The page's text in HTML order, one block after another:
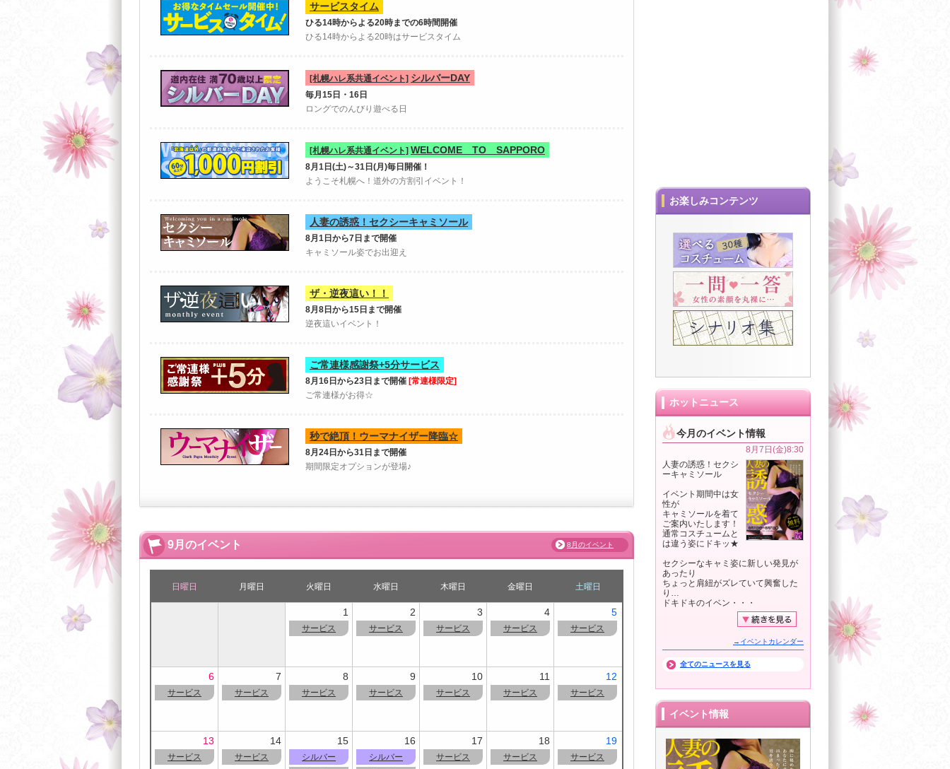
サービスタイム
ひる14時からよる20時までの6時間開催
ひる14時からよる20時はサービスタイム
[札幌ハレ系共通イベント] シルバーDAY
毎月15日・16日
ロングでのんびり遊べる日
[札幌ハレ系共通イベント] WELCOME TO SAPPORO
8月1日(土)～31日(月)毎日開催！
ようこそ札幌へ！道外の方割引イベント！
人妻の誘惑！セクシーキャミソール
8月1日から7日まで開催
キャミソール姿でお出迎え
ザ・逆夜這い！！
8月8日から15日まで開催
逆夜這いイベント！
ご常連様感謝祭+5分サービス
8月16日から23日まで開催 [常連様限定]
ご常連様がお得☆
秒で絶頂！ウーマナイザー降臨☆
8月24日から31日まで開催
期間限定オプションが登場♪
9月のイベント 8月のイベント
日曜日 月曜日 火曜日 水曜日 木曜日 金曜日 土曜日
1
サービス
2
サービス
3
サービス
4
サービス
5
サービス
6
サービス
7
サービス
8
サービス
9
サービス
10
サービス
11
サービス
12
サービス
13
サービス
14
サービス
15
シルバー
16
シルバー
17
サービス
18
サービス
19
サービス
お楽しみコンテンツ
ホットニュース
今月のイベント情報
8月7日(金)8:30
人妻の誘惑！セクシ
ーキャミソール
イベント期間中は女
性が
キャミソールを着て
ご案内いたします！
通常コスチュームと
は違う姿にドキッ★
セクシーなキャミ姿に新しい発見が
あったり
ちょっと肩紐がズレていて興奮した
り…
ドキドキのイベン・・・
→イベントカレンダー
全てのニュースを見る
イベント情報